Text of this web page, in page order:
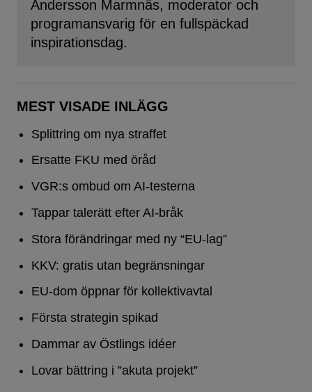
Andersson Marmnäs, moderator och
programansvarig för en fullspäckad
inspirationsdag.
MEST VISADE INLÄGG
Splittring om nya straffet
Ersatte FKU med öråd
VGR:s ombud om AI-testerna
Tappar talerätt efter AI-bråk
Stora förändringar med ny “EU-lag”
KKV: gratis utan begränsningar
EU-dom öppnar för kollektivavtal
Första strategin spikad
Dammar av Östlings idéer
Lovar bättring i ”akuta projekt”